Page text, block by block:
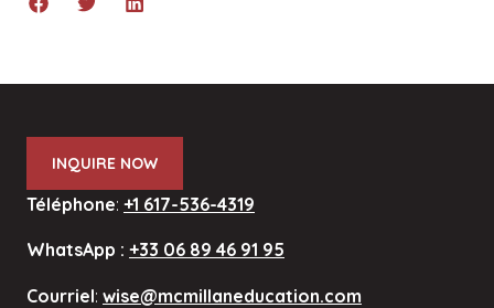
INQUIRE NOW
Téléphone: +1 617-536-4319
WhatsApp : +33 06 89 46 91 95
Courriel: wise@mcmillaneducation.com